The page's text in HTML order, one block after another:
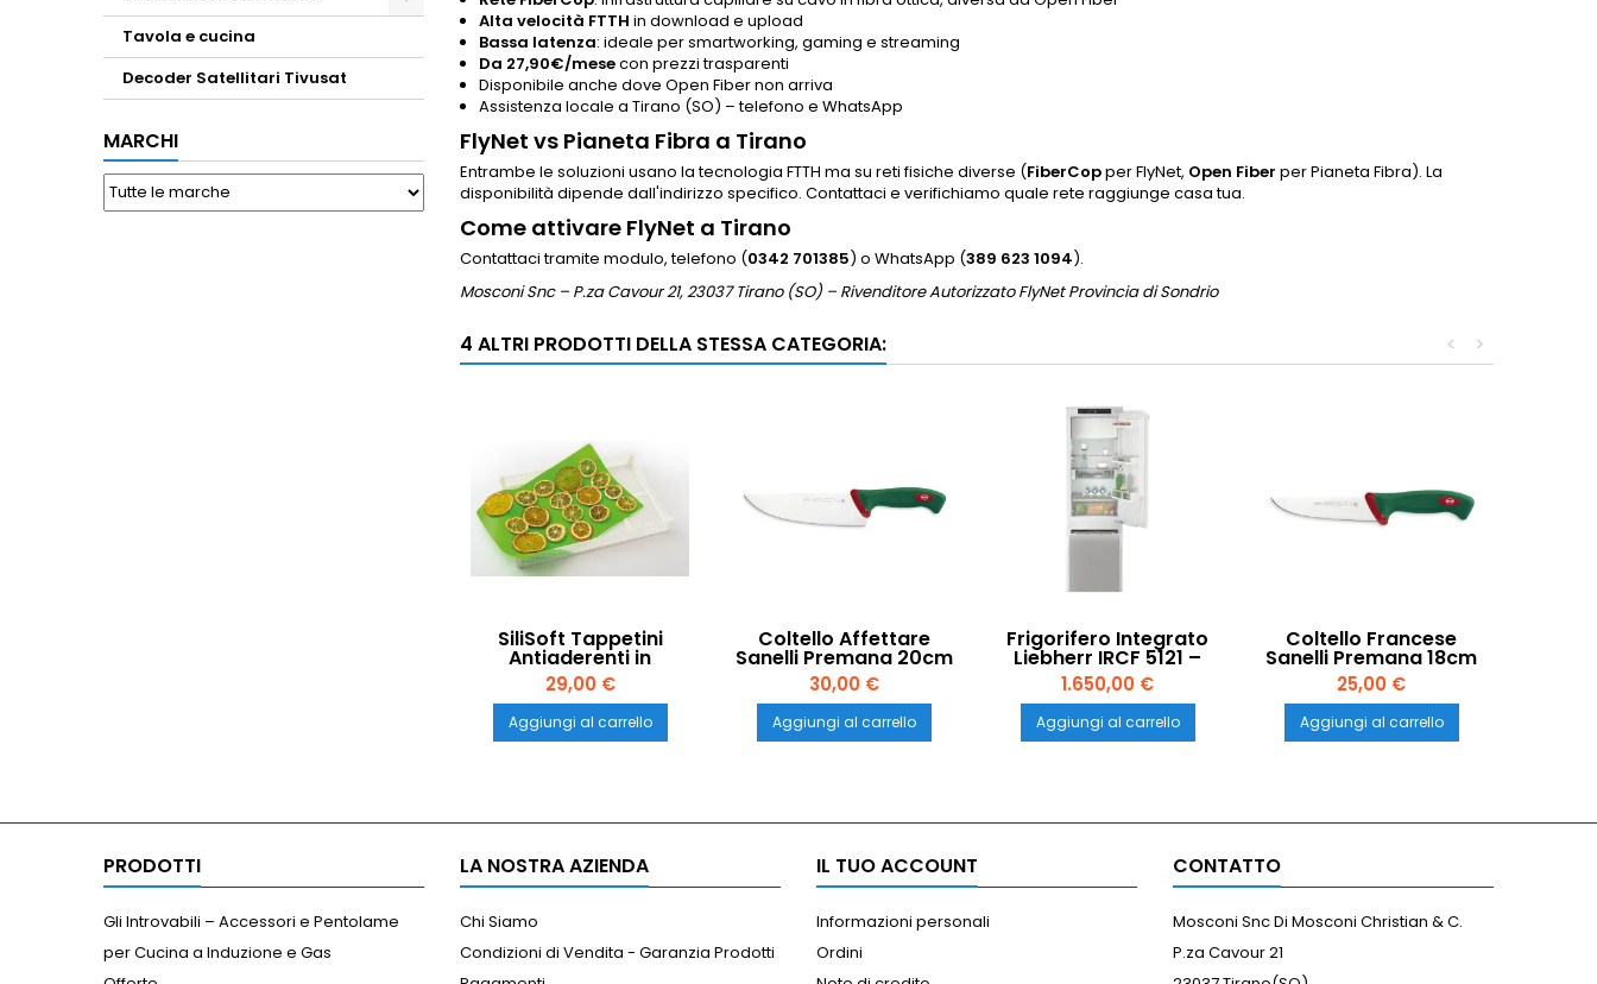
Toggle
Tavola e cucina
Decoder Satellitari Tivusat
MARCHI
Alta velocità FTTH in download e upload
Bassa latenza: ideale per smartworking, gaming e streaming
Da 27,90€/mesecon prezzi trasparenti
Disponibile anche dove Open Fiber non arriva
Assistenza locale a Tirano (SO) – telefono e WhatsApp
FlyNet vs Pianeta Fibra a Tirano
Entrambe le soluzioni usano la tecnologia FTTH ma su reti fisiche diverse (FiberCopper FlyNet, Open Fiber per Pianeta Fibra). La
disponibilità dipende dall'indirizzo specifico. Contattaci e verifichiamo quale rete raggiunge casa tua.
Come attivare FlyNet a Tirano
Contattaci tramite modulo, telefono (0342 701385) o WhatsApp (389 623 1094).
Mosconi Snc – P.za Cavour 21, 23037 Tirano (SO) – Rivenditore Autorizzato FlyNet Provincia di Sondrio
4 ALTRI PRODOTTI DELLA STESSA CATEGORIA: >
<
SiliSoft Tappetini
Antiaderenti in
Silicone Tauro per
Essiccatori – Set 3
Pezzi
29,00 €
Aggiungi al carrello
Coltello Affettare
Sanelli Premana 20cm
30,00 €
Aggiungi al carrello
Frigorifero Integrato
Liebherr IRCF 5121 –
EasyFresh, Vano
Cantina, 177 cm
1.650,00 €
Aggiungi al carrello
Coltello Francese
Sanelli Premana 18cm
25,00 €
Aggiungi al carrello
PRODOTTI
Gli Introvabili – Accessori e Pentolame
per Cucina a Induzione e Gas
LA NOSTRA AZIENDA
Chi Siamo
Condizioni di Vendita - Garanzia Prodotti
IL TUO ACCOUNT
Informazioni personali
Ordini
CONTATTO
Mosconi Snc Di Mosconi Christian & C.
P.za Cavour 21